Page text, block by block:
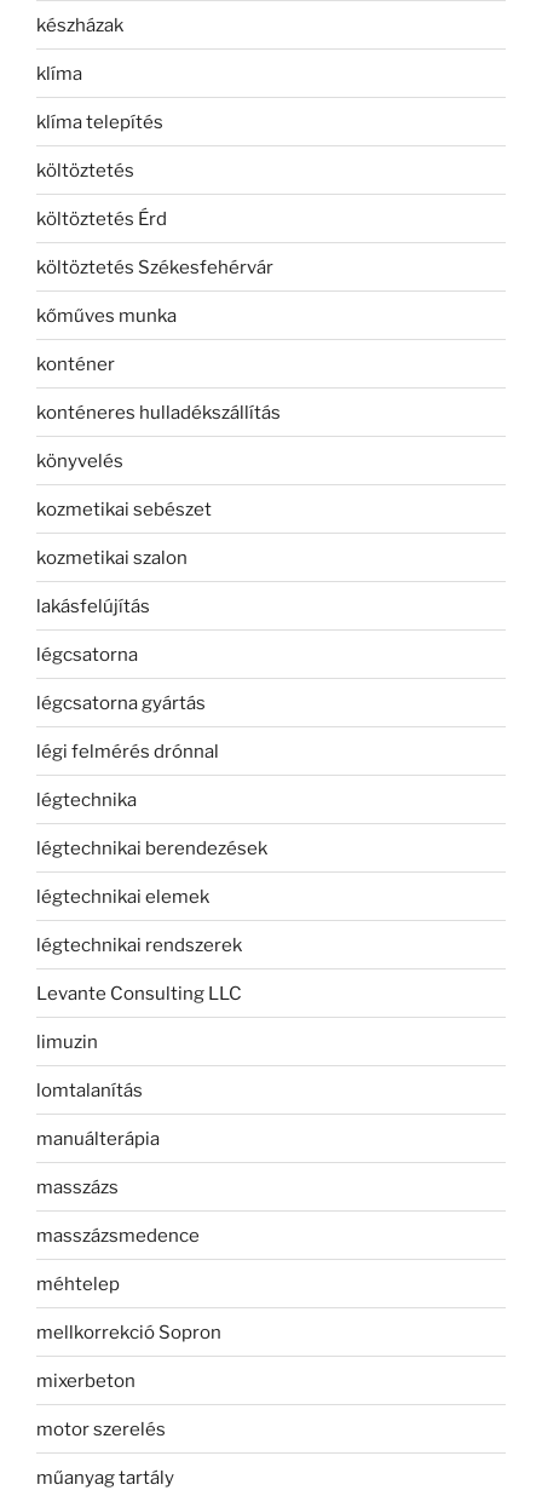
készházak
klíma
klíma telepítés
költöztetés
költöztetés Érd
költöztetés Székesfehérvár
kőműves munka
konténer
konténeres hulladékszállítás
könyvelés
kozmetikai sebészet
kozmetikai szalon
lakásfelújítás
légcsatorna
légcsatorna gyártás
légi felmérés drónnal
légtechnika
légtechnikai berendezések
légtechnikai elemek
légtechnikai rendszerek
Levante Consulting LLC
limuzin
lomtalanítás
manuálterápia
masszázs
masszázsmedence
méhtelep
mellkorrekció Sopron
mixerbeton
motor szerelés
műanyag tartály